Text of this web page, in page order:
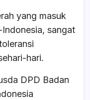
yang masuk
sangat
hari.
DPD Badan